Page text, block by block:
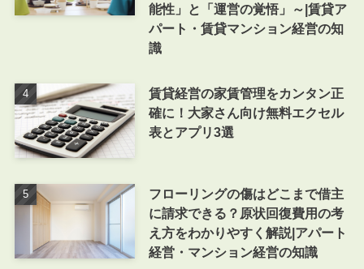
能性」と「運営の覚悟」～|賃貸ア
パート・賃貸マンション経営の知
識
賃貸経営の家賃管理をカンタン正
確に！大家さん向け無料エクセル
表とアプリ3選
フローリングの傷はどこまで借主
に請求できる？原状回復費用の考
え方をわかりやすく解説|アパート
経営・マンション経営の知識